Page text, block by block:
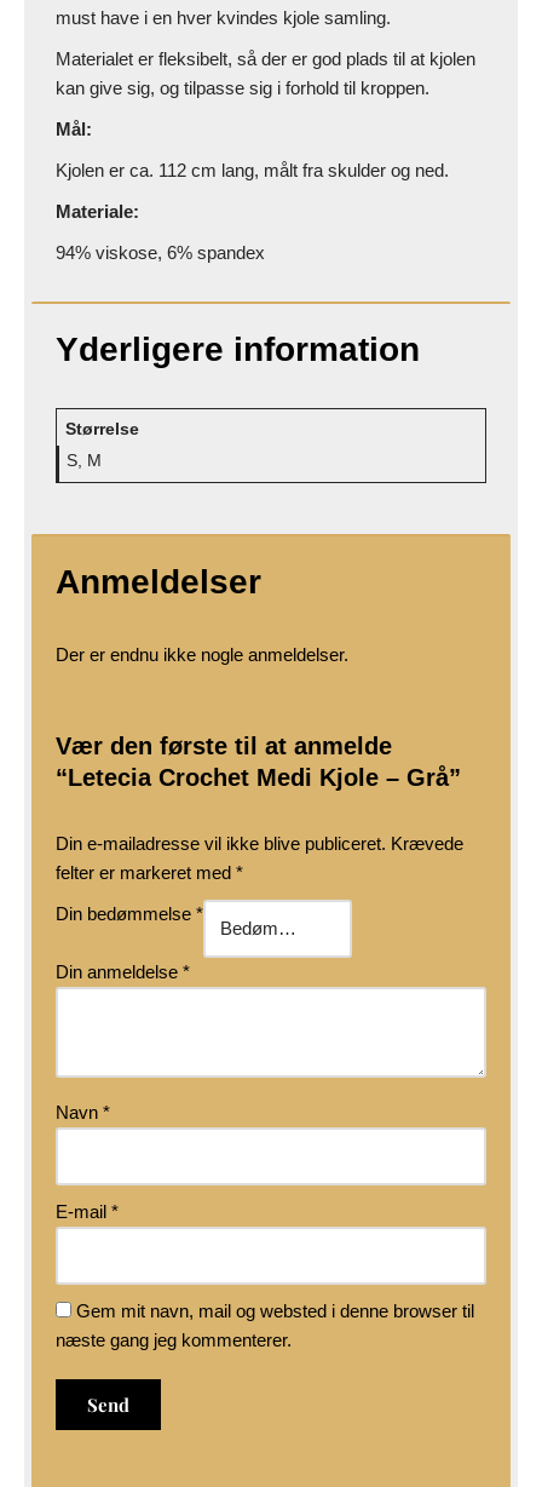
must have i en hver kvindes kjole samling.
Materialet er fleksibelt, så der er god plads til at kjolen
kan give sig, og tilpasse sig i forhold til kroppen.
Mål:
Kjolen er ca. 112 cm lang, målt fra skulder og ned.
Materiale:
94% viskose, 6% spandex
Yderligere information
Størrelse
S, M
Anmeldelser
Der er endnu ikke nogle anmeldelser.
Vær den første til at anmelde
“Letecia Crochet Medi Kjole – Grå”
Din e-mailadresse vil ikke blive publiceret. Krævede
felter er markeret med *
Din bedømmelse *
Din anmeldelse *
Navn *
E-mail *
Gem mit navn, mail og websted i denne browser til
næste gang jeg kommenterer.